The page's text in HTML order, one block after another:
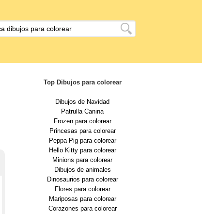
Top Dibujos para colorear
Dibujos de Navidad
Patrulla Canina
Frozen para colorear
Princesas para colorear
Peppa Pig para colorear
Hello Kitty para colorear
Minions para colorear
Dibujos de animales
Dinosaurios para colorear
Flores para colorear
Mariposas para colorear
Corazones para colorear